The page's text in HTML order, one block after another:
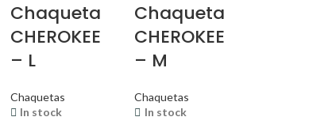
Chaqueta
CHEROKEE
– L
Chaquetas
In stock
Chaqueta
CHEROKEE
– M
Chaquetas
In stock